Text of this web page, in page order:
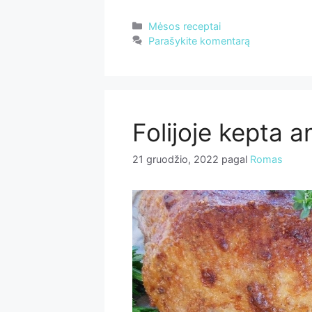
Kategorijos
Mėsos receptai
Parašykite komentarą
Folijoje kepta
21 gruodžio, 2022 pagal Romas